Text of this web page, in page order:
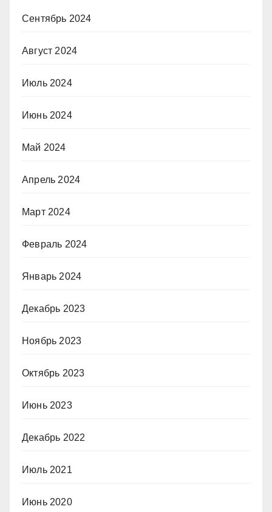
Сентябрь 2024
Август 2024
Июль 2024
Июнь 2024
Май 2024
Апрель 2024
Март 2024
Февраль 2024
Январь 2024
Декабрь 2023
Ноябрь 2023
Октябрь 2023
Июнь 2023
Декабрь 2022
Июль 2021
Июнь 2020